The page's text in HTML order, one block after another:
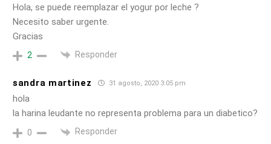
Hola, se puede reemplazar el yogur por leche ?
Necesito saber urgente.
Gracias
2 Responder
sandra martinez 31 agosto, 2020 3:05 pm
hola
la harina leudante no representa problema para un diabetico?
0 Responder